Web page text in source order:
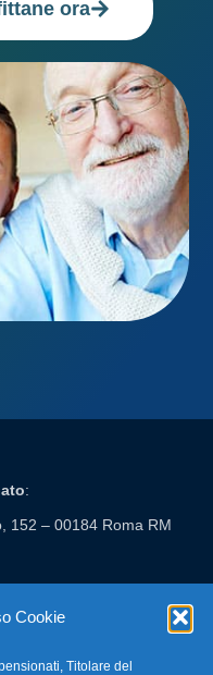
Cookie
Titolare del
ora
:
152 – 00184 Roma RM